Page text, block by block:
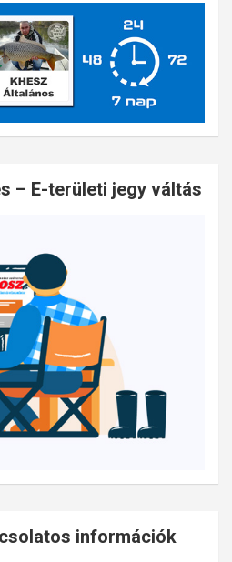
– E-területi jegy váltás
információk